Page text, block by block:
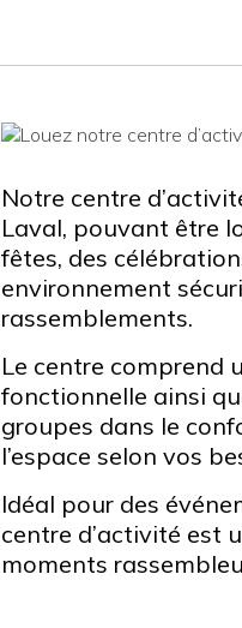
Notre centre
Laval, pouvant être
fêtes, des
environnement
rassemblements.
Le centre comprend
fonctionnelle ainsi
groupes dans le
l’espace selon vos
Idéal pour des
centre d’activité est
moments